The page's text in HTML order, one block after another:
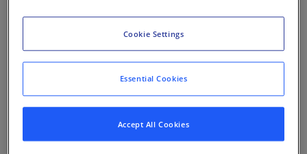
collaborateurs sont motivés à
donner du sens à leurs actions
quotidiennes et faire la
différence.Chez Sodexo, nos
équipes ont la possibilité de
soutenir les communautés
locales et de contribuer à un
Cookie Settings
Essential Cookies
Accept All Cookies